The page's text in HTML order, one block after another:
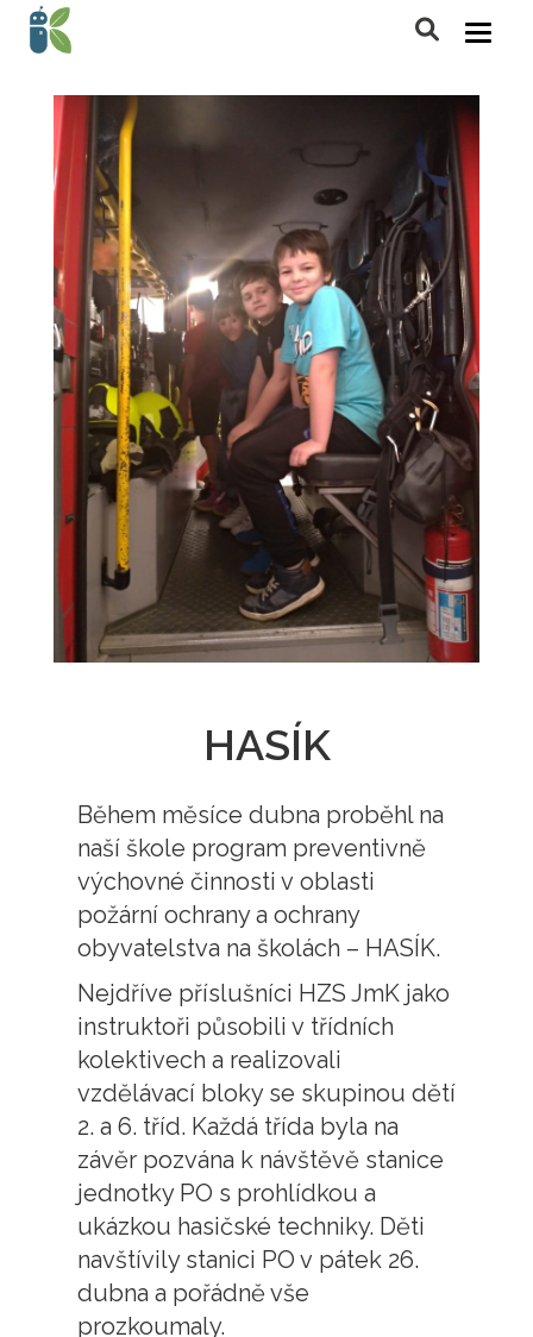
HASÍK
Během měsíce dubna proběhl na
naší škole program preventivně
výchovné činnosti v oblasti
požární ochrany a ochrany
obyvatelstva na školách – HASÍK.
Nejdříve příslušníci HZS JmK jako
instruktoři působili v třídních
kolektivech a realizovali
vzdělávací bloky se skupinou dětí
2. a 6. tříd. Každá třída byla na
závěr pozvána k návštěvě stanice
jednotky PO s prohlídkou a
ukázkou hasičské techniky. Děti
navštívily stanici PO v pátek 26.
dubna a pořádně vše
prozkoumaly.